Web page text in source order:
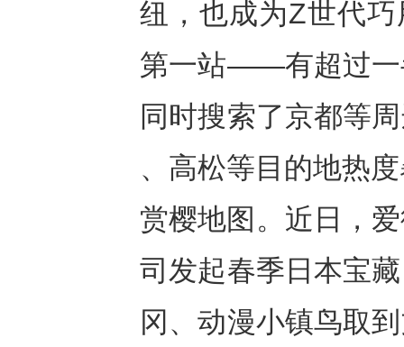
纽，也成为Z世代
第一站——有超过一
同时搜索了京都等
、高松等目的地热
赏樱地图。近日，
司发起春季日本宝
冈、动漫小镇鸟取